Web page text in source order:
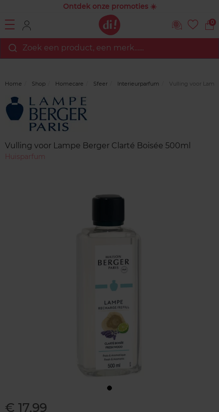
Ontdek onze promoties ☀️
0
Zoek een product, een merk…...
Home Shop Homecare Sfeer Interieurparfum Vulling voor
Merk
Vulling voor Lampe Berger Clarté Boisée 500ml
Huisparfum
€ 17,99